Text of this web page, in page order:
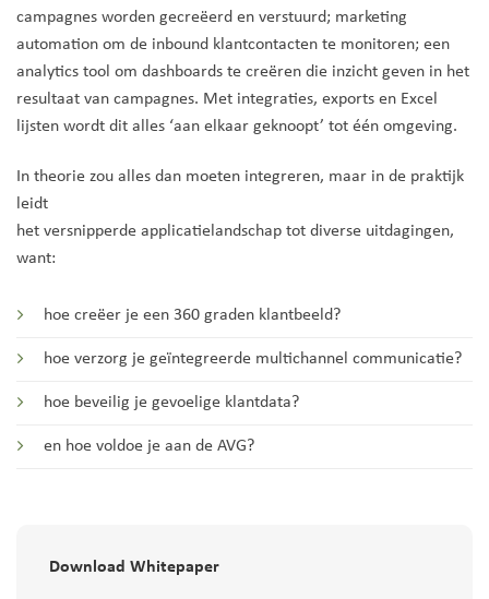
campagnes worden gecreëerd en verstuurd; marketing
automation om de inbound klantcontacten te monitoren; een
analytics tool om dashboards te creëren die inzicht geven in het
resultaat van campagnes. Met integraties, exports en Excel
lijsten wordt dit alles ‘aan elkaar geknoopt’ tot één omgeving.
In theorie zou alles dan moeten integreren, maar in de praktijk
leidt
het versnipperde applicatielandschap tot diverse uitdagingen,
want:
hoe creëer je een 360 graden klantbeeld?
hoe verzorg je geïntegreerde multichannel communicatie?
hoe beveilig je gevoelige klantdata?
en hoe voldoe je aan de AVG?
Download Whitepaper